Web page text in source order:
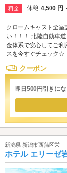
料金 休憩 4,500 円
クロームキャスト全室
い！！！ 北陸自動車
金体系で安心してご利
スを今すぐチェック☆
クーポン
即日500円引きに
新潟県 新潟市西蒲区栄
ホテル エリーゼ